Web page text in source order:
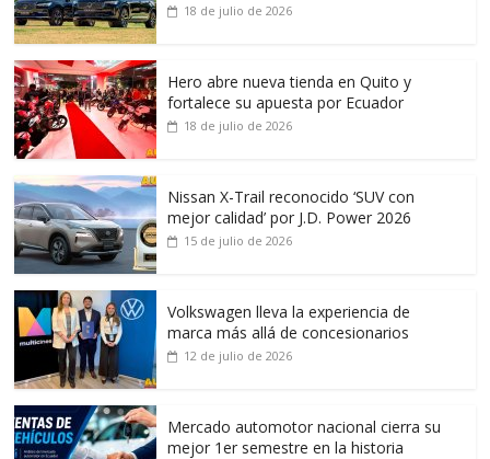
18 de julio de 2026
Hero abre nueva tienda en Quito y
fortalece su apuesta por Ecuador
18 de julio de 2026
Nissan X-Trail reconocido ‘SUV con
mejor calidad’ por J.D. Power 2026
15 de julio de 2026
Volkswagen lleva la experiencia de
marca más allá de concesionarios
12 de julio de 2026
Mercado automotor nacional cierra su
mejor 1er semestre en la historia